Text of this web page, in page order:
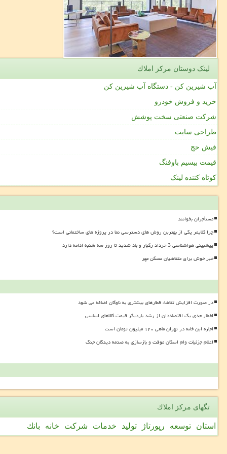
لینک دوستان مركز املاك
آب شیرین کن - دستگاه آب شیرین کن
خرید و فروش خودرو
شرکت صنعتی سخت پوشش
طراحی سایت
فیش حج
قیمت بیسیم باوفنگ
کوتاه کننده لینک
مستأجران بخوانند
چرا کلایمر یکی از بهترین روش های دسترسی نما در پروژه های ساختمانی است؟
پیشبینی هواشناسی 3 خرداد رگبار و باد شدید تا روز سه شنبه ادامه دارد
خبر خوش برای متقاضیان مسکن مهر
در صورت افزایش تقاضا، قطارهای بیشتری به ناوگان اضافه می شود
اخطار جدی یک اقتصاددان از رشد باردیگر قیمت کالاهای اساسی
اجاره این خانه در تهران ماهی ۱۲۰ میلیون تومان است
اعلام جزئیات وام اسکان موقت و بازسازی به صدمه دیدگان جنگ
تگهای مركز املاك
استان توسعه رپورتاژ تولید خدمات شركت خانه بانك